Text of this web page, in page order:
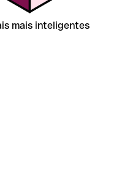
mais inteligentes